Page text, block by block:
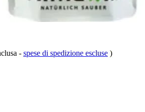
- spese di spedizione escluse )